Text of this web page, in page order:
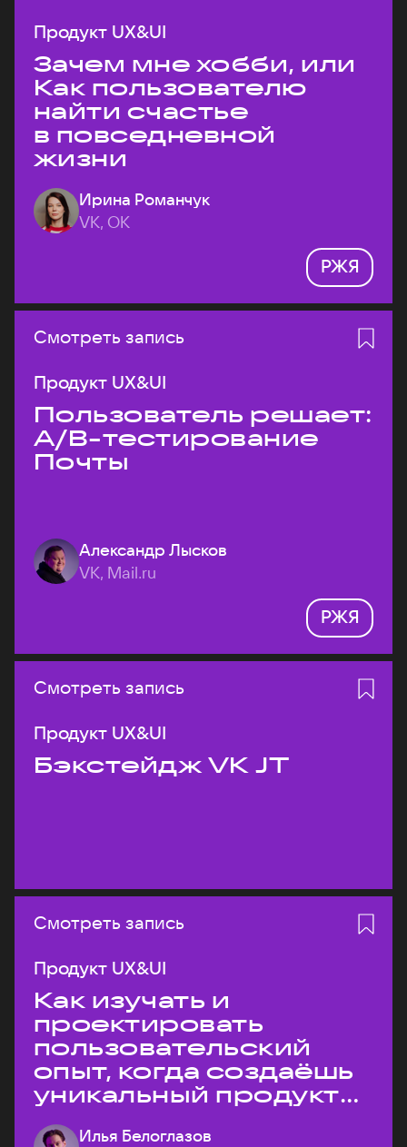
Продукт UX&UI
Зачем мне хобби, или
Как пользователю
найти счастье
в повседневной
жизни
Ирина Романчук
VK, ОК
РЖЯ
Смотреть запись
Продукт UX&UI
Пользователь решает:
A/B-тестирование
Почты
Александр Лысков
VK, Mail.ru
РЖЯ
Смотреть запись
Продукт UX&UI
Бэкстейдж VK JT
Смотреть запись
Продукт UX&UI
Как изучать и
проектировать
пользовательский
опыт, когда создаёшь
уникальный продукт
на рынке?
Илья Белоглазов